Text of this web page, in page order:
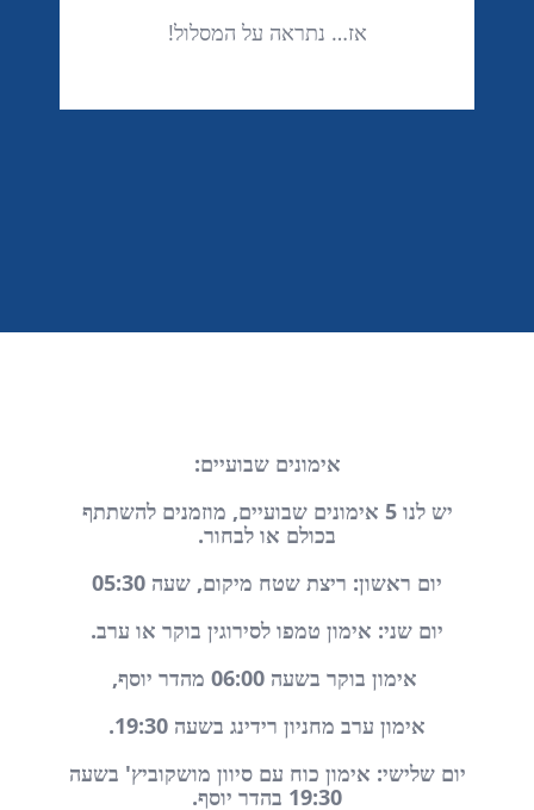
אז… נתראה על המסלול!
אימונים שבועיים:
יש לנו 5 אימונים שבועיים, מוזמנים להשתתף
בכולם או לבחור.
יום ראשון: ריצת שטח מיקום, שעה 05:30
יום שני: אימון טמפו לסירוגין בוקר או ערב.
אימון בוקר בשעה 06:00 מהדר יוסף,
אימון ערב מחניון רידינג בשעה 19:30.
יום שלישי: אימון כוח עם סיוון מושקוביץ' בשעה
19:30 בהדר יוסף.